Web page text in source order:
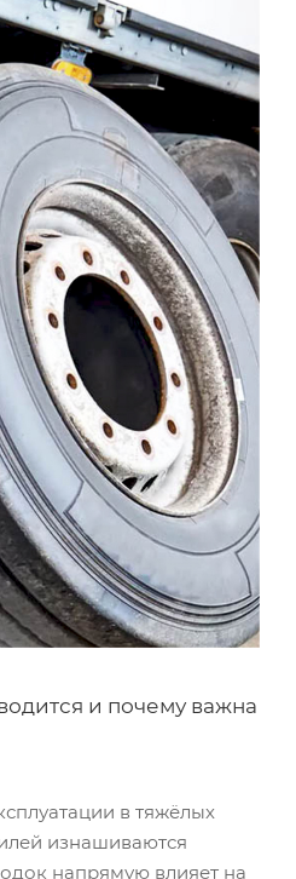
и почему важна
в тяжёлых
изнашиваются
напрямую влияет на